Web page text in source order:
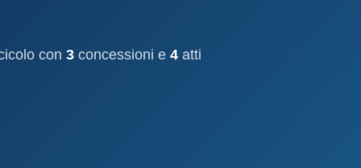
con 3 concessioni e 4 atti